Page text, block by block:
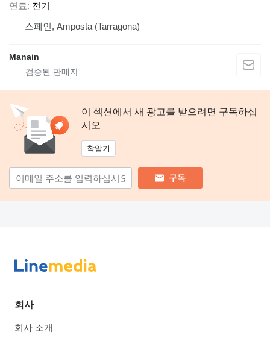
연료 전기
스페인, Amposta (Tarragona)
Manain
이 섹션에서 새 광고를 받으려면 구독하십
시오
착암기
구독
회사
회사 소개